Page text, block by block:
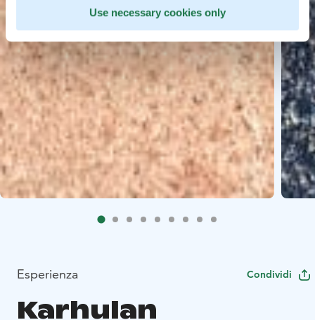
Use necessary cookies only
Esperienza Condividi
Karhulan